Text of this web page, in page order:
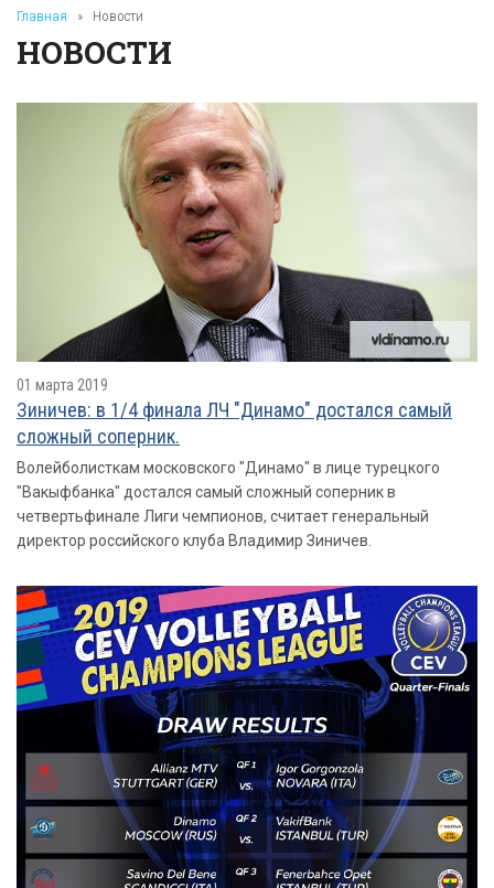
Главная » Новости
НОВОСТИ
01 марта 2019
Зиничев: в 1/4 финала ЛЧ "Динамо" достался самый
сложный соперник.
Волейболисткам московского "Динамо" в лице турецкого
"Вакыфбанка" достался самый сложный соперник в
четвертьфинале Лиги чемпионов, считает генеральный
директор российского клуба Владимир Зиничев.